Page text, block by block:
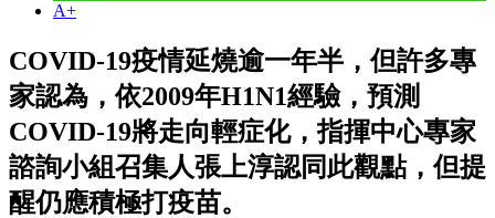
A+
COVID-19疫情延燒逾一年半，但許多專
家認為，依2009年H1N1經驗，預測
COVID-19將走向輕症化，指揮中心專家
諮詢小組召集人張上淳認同此觀點，但提
醒仍應積極打疫苗。